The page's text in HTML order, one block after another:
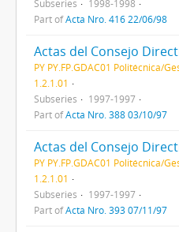
Subseries
1998-1998
Part ofActa Nro. 416 22/06/98
Actas del Consejo
PY PY.FP.GDAC01 Politécnica/
1.2.1.01
Subseries
1997-1997
Part ofActa Nro. 388 03/10/97
Actas del Consejo
PY PY.FP.GDAC01 Politécnica/
1.2.1.01
Subseries
1997-1997
Part ofActa Nro. 393 07/11/97